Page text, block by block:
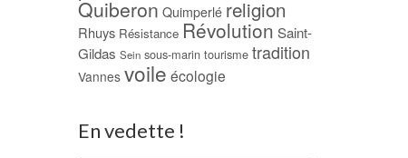
Quiberon Quimperlé religion
Rhuys Résistance Révolution Saint-
Gildas Sein sous-marin tourisme tradition
Vannes voile écologie
En vedette !